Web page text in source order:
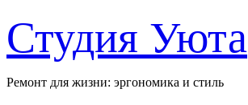
к
содержанию
Студия Уюта
Ремонт для жизни: эргономика и стиль